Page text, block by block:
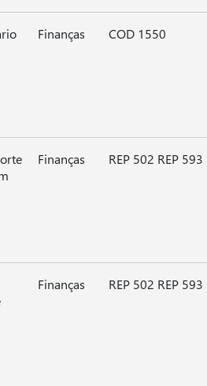
Finanças COD 1550
Finanças REP 502 REP 593
Finanças REP 502 REP 593